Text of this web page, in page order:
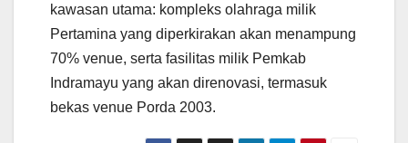
kawasan utama: kompleks olahraga milik
Pertamina yang diperkirakan akan menampung
70% venue, serta fasilitas milik Pemkab
Indramayu yang akan direnovasi, termasuk
bekas venue Porda 2003.